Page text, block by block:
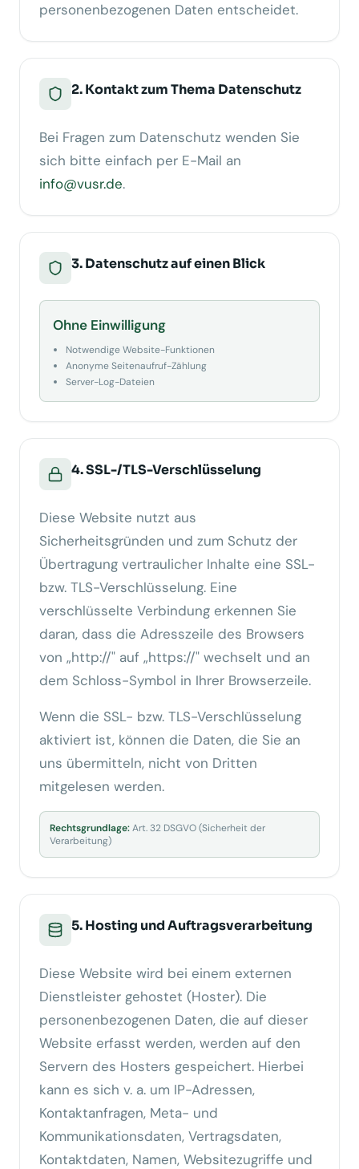
personenbezogenen Daten entscheidet.
2. Kontakt zum Thema Daten­schutz
Bei Fragen zum Datenschutz wenden Sie
sich bitte einfach per E-Mail an
info@vusr.de.
3. Datenschutz auf einen Blick
Ohne Einwilligung
Notwendige Website-Funktionen
Anonyme Seitenaufruf-Zählung
Server-Log-Dateien
4. SSL-/TLS-Verschlüsselung
Diese Website nutzt aus
Sicherheitsgründen und zum Schutz der
Übertragung vertraulicher Inhalte eine SSL-
bzw. TLS-Verschlüsselung. Eine
verschlüsselte Verbindung erkennen Sie
daran, dass die Adresszeile des Browsers
von „http://" auf „https://" wechselt und an
dem Schloss-Symbol in Ihrer Browserzeile.
Wenn die SSL- bzw. TLS-Verschlüsselung
aktiviert ist, können die Daten, die Sie an
uns übermitteln, nicht von Dritten
mitgelesen werden.
Rechtsgrundlage:Art. 32 DSGVO (Sicherheit der
Verarbeitung)
5. Hosting und Auftragsverarbeitung
Diese Website wird bei einem externen
Dienstleister gehostet (Hoster). Die
personenbezogenen Daten, die auf dieser
Website erfasst werden, werden auf den
Servern des Hosters gespeichert. Hierbei
kann es sich v. a. um IP-Adressen,
Kontaktanfragen, Meta- und
Kommunikationsdaten, Vertragsdaten,
Kontaktdaten, Namen, Websitezugriffe und